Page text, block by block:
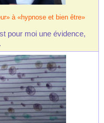
à «hypnose et bien être»
pour moi une évidence,